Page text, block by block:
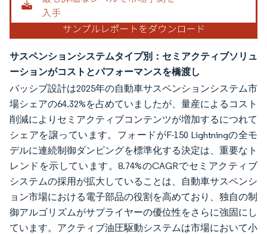
サスペンションシステムタイプ別：セミアクティブソリュ
ーションがコストとパフォーマンスを橋渡し
パッシブ設計は2025年の自動車サスペンションシステム市
場シェアの64.32%を占めていましたが、量産によるコスト
削減によりセミアクティブコンテンツが増加するにつれて
シェアを譲っています。フォードがF-150 Lightningの全モ
デルに連続制御ダンピングを標準化する決定は、重要なト
レンドを示しています。8.74%のCAGRでセミアクティブ
システムの採用が拡大していることは、自動車サスペンシ
ョン市場における電子部品の役割を高めており、独自の制
御アルゴリズムがサプライヤーの優位性をさらに強固にし
ています。アクティブ油圧駆動システムは市場において小